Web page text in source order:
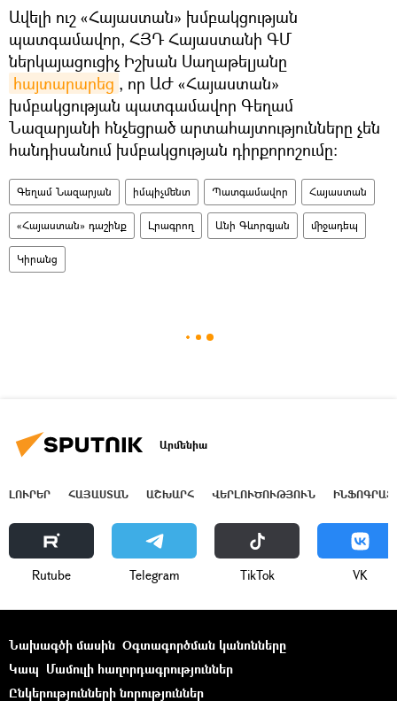
Ավելի ուշ «Հայաստան» խմբակցության
պատգամավոր, ՀՅԴ Հայաստանի ԳՄ
ներկայացուցիչ Իշխան Սաղաթելյանը
հայտարարեց , որ ԱԺ «Հայաստան»
խմբակցության պատգամավոր Գեղամ
Նազարյանի հնչեցրած արտահայտությունները չեն
հանդիսանում խմբակցության դիրքորոշումը։
Գեղամ Նազարյան իմպիչմենտ Պատգամավոր Հայաստան
«Հայաստան» դաշինք Լրագրող Անի Գևորգյան միջադեպ
Կիրանց
Արմենիա
ԼՈՒՐԵՐ ՀԱՅԱՍՏԱՆ ԱՇԽԱՐՀ ՎԵՐԼՈՒԾՈՒԹՅՈՒՆ
Rutube Telegram ТikТоk VK
Նախագծի մասին Օգտագործման կանոնները
Կապ Մամուլի հաղորդագրություններ
Ընկերությունների նորություններ